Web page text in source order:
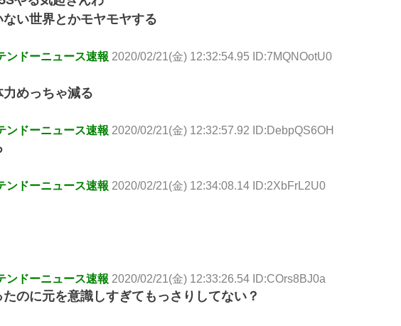
い世界とかモヤモヤする
ンドーニュース速報 2020/02/21(金) 12:32:54.95 ID:7MQNOotU0
めっちゃ減る
ンドーニュース速報 2020/02/21(金) 12:32:57.92 ID:DebpQS6OH
ンドーニュース速報 2020/02/21(金) 12:34:08.14 ID:2XbFrL2U0
ンドーニュース速報 2020/02/21(金) 12:33:26.54 ID:COrs8BJ0a
のに元を意識しすぎてもっさりしてない？